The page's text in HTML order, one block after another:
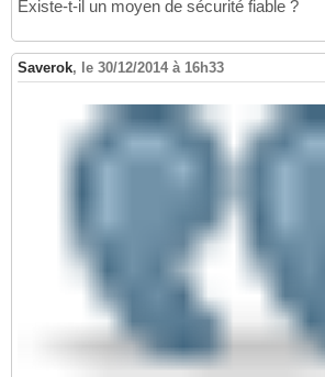
Existe-t-il un moyen de sécurité fiable ?
Saverok, le 30/12/2014 à 16h33